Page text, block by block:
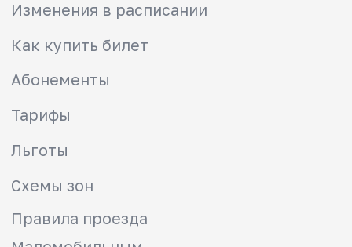
Купить билеты в приложении РЖД
8-800-775-00-00
info@kep23.ru
info@kuban-express-prigorod.ru